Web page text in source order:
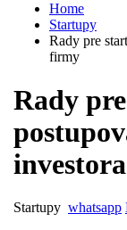
Home
Startupy
Rady pre
firmy
Rady
Startupy whatsapp